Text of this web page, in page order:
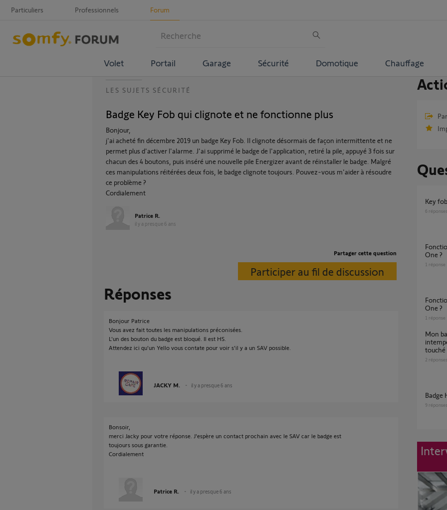
Particuliers Professionnels Forum
Volet Portail Garage Sécurité Domotique Chauffage
LES SUJETS SÉCURITÉ
Badge Key Fob qui clignote et ne fonctionne plus
Bonjour,
j'ai acheté fin décembre 2019 un badge Key Fob. Il clignote désormais de façon intermittente et ne
permet plus d'activer l'alarme. J'ai supprimé le badge de l'application, retiré la pile, appuyé 3 fois sur
chacun des 4 boutons, puis inséré une nouvelle pile Energizer avant de réinstaller le badge. Malgré
ces manipulations réitérées deux fois, le badge clignote toujours. Pouvez-vous m'aider à résoudre
ce problème ?
Cordialement
Patrice R.
il y a presque 6 ans
Partager cette question
Participer au fil de discussion
Réponses
Bonjour Patrice
Vous avez fait toutes les manipulations préconisées.
L'un des bouton du badge est bloqué. Il est HS.
Attendez ici qu'un Yello vous contate pour voir s'il y a un SAV possible.
JACKY M. il y a presque 6 ans
Bonsoir,
merci Jacky pour votre réponse. J'espère un contact prochain avec le SAV car le badge est
toujours sous garantie.
Cordialement
Patrice R. il y a presque 6 ans
Key
6 réponses
Fonctionnement badges récents sur Somfy
One ?
1 réponse
Fonctionnement badge récent sur Somfy
One ?
1 réponse
Mon badge key fob declenche
touché
2 réponses
9 réponses